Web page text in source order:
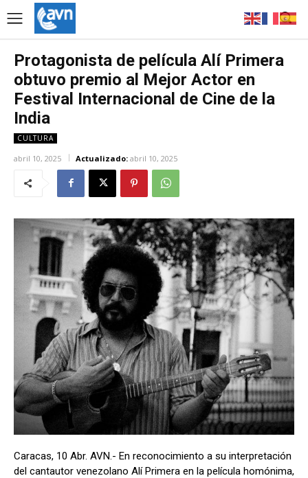
Protagonista de película Alí Primera
obtuvo premio al Mejor Actor en
Festival Internacional de Cine de la
India
CULTURA
abril 10, 2025 Actualizado: abril 10, 2025
Caracas, 10 Abr. AVN.- En reconocimiento a su interpretación
del cantautor venezolano Alí Primera en la película homónima,